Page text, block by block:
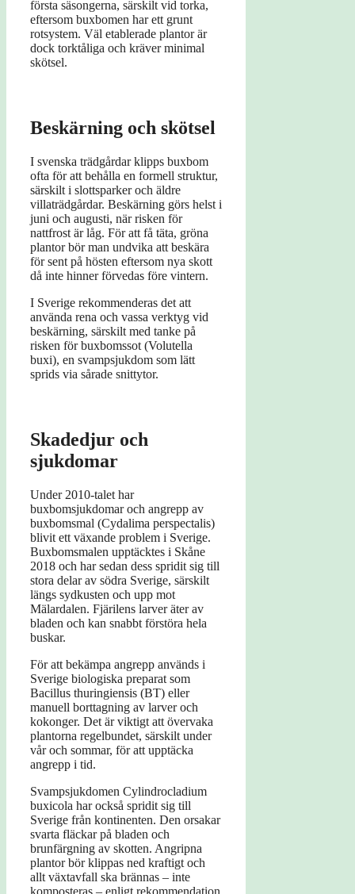
första säsongerna, särskilt vid torka,
eftersom buxbomen har ett grunt
rotsystem. Väl etablerade plantor är
dock torktåliga och kräver minimal
skötsel.
Beskärning och skötsel
I svenska trädgårdar klipps buxbom
ofta för att behålla en formell struktur,
särskilt i slottsparker och äldre
villaträdgårdar. Beskärning görs helst i
juni och augusti, när risken för
nattfrost är låg. För att få täta, gröna
plantor bör man undvika att beskära
för sent på hösten eftersom nya skott
då inte hinner förvedas före vintern.
I Sverige rekommenderas det att
använda rena och vassa verktyg vid
beskärning, särskilt med tanke på
risken för buxbomssot (Volutella
buxi), en svampsjukdom som lätt
sprids via sårade snittytor.
Skadedjur och
sjukdomar
Under 2010-talet har
buxbomsjukdomar och angrepp av
buxbomsmal (Cydalima perspectalis)
blivit ett växande problem i Sverige.
Buxbomsmalen upptäcktes i Skåne
2018 och har sedan dess spridit sig till
stora delar av södra Sverige, särskilt
längs sydkusten och upp mot
Mälardalen. Fjärilens larver äter av
bladen och kan snabbt förstöra hela
buskar.
För att bekämpa angrepp används i
Sverige biologiska preparat som
Bacillus thuringiensis (BT) eller
manuell borttagning av larver och
kokonger. Det är viktigt att övervaka
plantorna regelbundet, särskilt under
vår och sommar, för att upptäcka
angrepp i tid.
Svampsjukdomen Cylindrocladium
buxicola har också spridit sig till
Sverige från kontinenten. Den orsakar
svarta fläckar på bladen och
brunfärgning av skotten. Angripna
plantor bör klippas ned kraftigt och
allt växtavfall ska brännas – inte